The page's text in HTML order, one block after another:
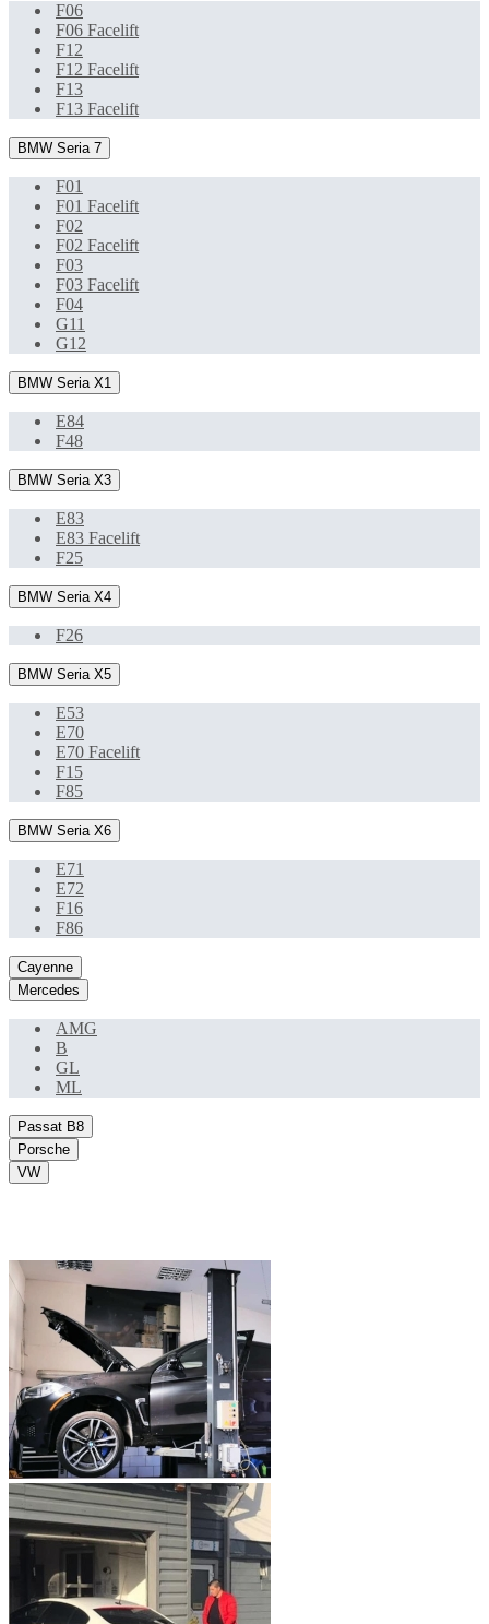
F06
F06 Facelift
F12
F12 Facelift
F13
F13 Facelift
BMW Seria 7
F01
F01 Facelift
F02
F02 Facelift
F03
F03 Facelift
F04
G11
G12
BMW Seria X1
E84
F48
BMW Seria X3
E83
E83 Facelift
F25
BMW Seria X4
F26
BMW Seria X5
E53
E70
E70 Facelift
F15
F85
BMW Seria X6
E71
E72
F16
F86
Cayenne
Mercedes
AMG
B
GL
ML
Passat B8
Porsche
VW